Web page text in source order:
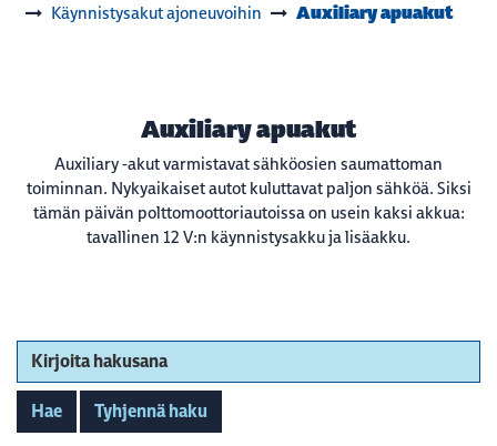
Käynnistysakut ajoneuvoihin
Auxiliary apuakut
Auxiliary apuakut
Auxiliary -akut varmistavat sähköosien saumattoman
toiminnan. Nykyaikaiset autot kuluttavat paljon sähköä. Siksi
tämän päivän polttomoottoriautoissa on usein kaksi akkua:
tavallinen 12 V:n käynnistysakku ja lisäakku.
Kirjoita hakusana
Hae Tyhjennä haku